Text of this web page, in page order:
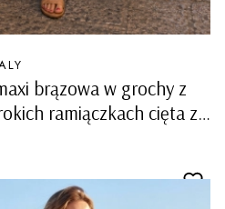
brązowa w grochy z
ramiączkach cięta ze